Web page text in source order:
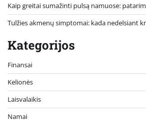
Kaip greitai sumažinti pulsą namuose:
Tulžies akmenų simptomai: kada nedelsiant
Kategorijos
Finansai
Kelionės
Laisvalaikis
Namai